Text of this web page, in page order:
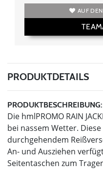
AUF
PRODUKTDETAILS
PRODUKTBESCHREIBUNG:
Die hmlPROMO RAIN
bei nassem Wetter.
durchgehendem
An- und Ausziehen
Seitentaschen zum